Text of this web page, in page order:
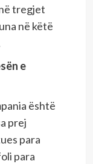
tregjet
në këtë
e
është
prej
para
para